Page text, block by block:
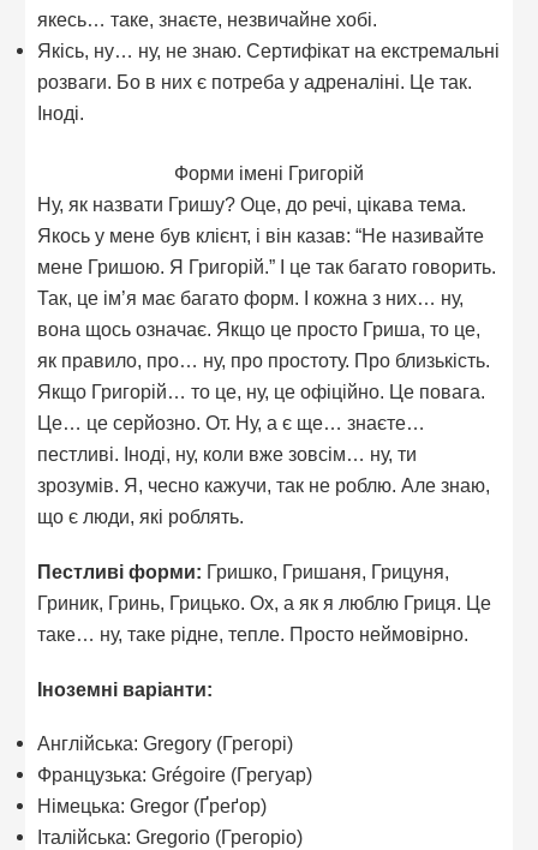
якесь… таке, знаєте, незвичайне хобі.
Якісь, ну… ну, не знаю. Сертифікат на екстремальні
розваги. Бо в них є потреба у адреналіні. Це так.
Іноді.
Форми імені Григорій
Ну, як назвати Гришу? Оце, до речі, цікава тема.
Якось у мене був клієнт, і він казав: “Не називайте
мене Гришою. Я Григорій.” І це так багато говорить.
Так, це ім’я має багато форм. І кожна з них… ну,
вона щось означає. Якщо це просто Гриша, то це,
як правило, про… ну, про простоту. Про близькість.
Якщо Григорій… то це, ну, це офіційно. Це повага.
Це… це серйозно. От. Ну, а є ще… знаєте…
пестливі. Іноді, ну, коли вже зовсім… ну, ти
зрозумів. Я, чесно кажучи, так не роблю. Але знаю,
що є люди, які роблять.
Пестливі форми: Гришко, Гришаня, Грицуня,
Гриник, Гринь, Грицько. Ох, а як я люблю Гриця. Це
таке… ну, таке рідне, тепле. Просто неймовірно.
Іноземні варіанти:
Англійська: Gregory (Грегорі)
Французька: Grégoire (Грегуар)
Німецька: Gregor (Ґреґор)
Італійська: Gregorio (Грегоріо)